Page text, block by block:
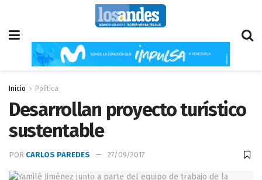
Inicio Política
Desarrollan proyecto turístico
sustentable
POR CARLOS PAREDES 27/09/2017